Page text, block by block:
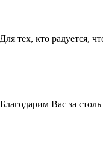
тех, кто радуется,
Вас за